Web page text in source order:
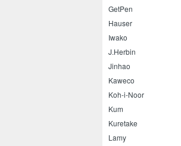
GetPen
Hauser
Iwako
J.Herbin
Jinhao
Kaweco
Koh-i-Noor
Kum
Kuretake
Lamy